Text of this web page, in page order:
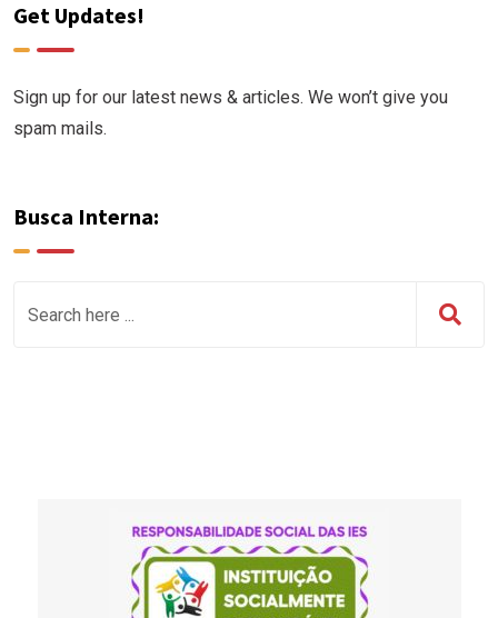
Get Updates!
Sign up for our latest news & articles. We won’t give you
spam mails.
Busca Interna: